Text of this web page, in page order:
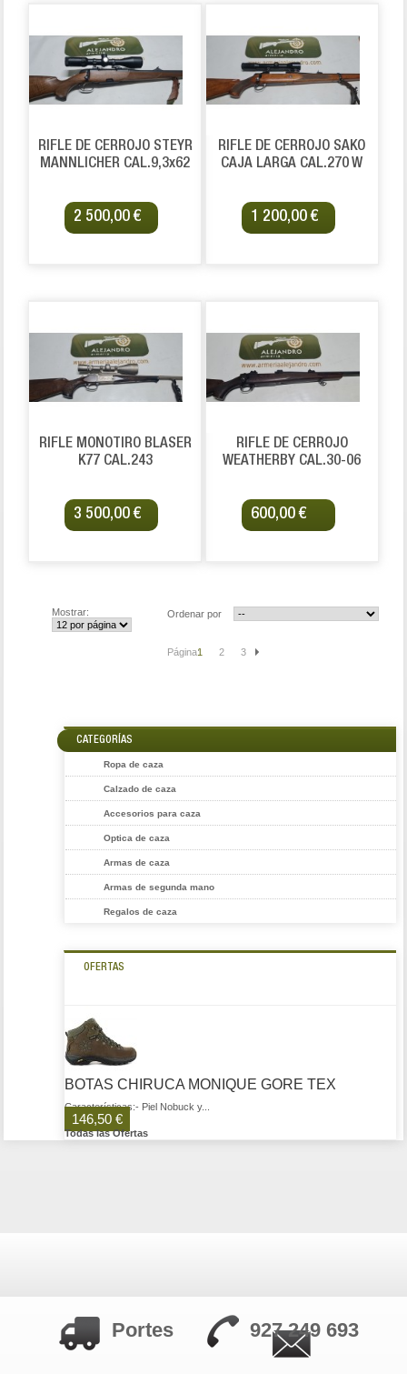
RIFLE DE CERROJO STEYR
MANNLICHER CAL.9,3x62
2 500,00 €
RIFLE DE CERROJO SAKO
CAJA LARGA CAL.270 W
1 200,00 €
RIFLE MONOTIRO BLASER
K77 CAL.243
3 500,00 €
RIFLE DE CERROJO
WEATHERBY CAL.30-06
600,00 €
Ordenar por
Mostrar:
Página:1 2 3
CATEGORÍAS
Ropa de caza
Calzado de caza
Accesorios para caza
Optica de caza
Armas de caza
Armas de segunda mano
Regalos de caza
OFERTAS
BOTAS CHIRUCA MONIQUE GORE TEX
Características:- Piel Nobuck y...
146,50 €
Todas las Ofertas
Portes 927 249 693